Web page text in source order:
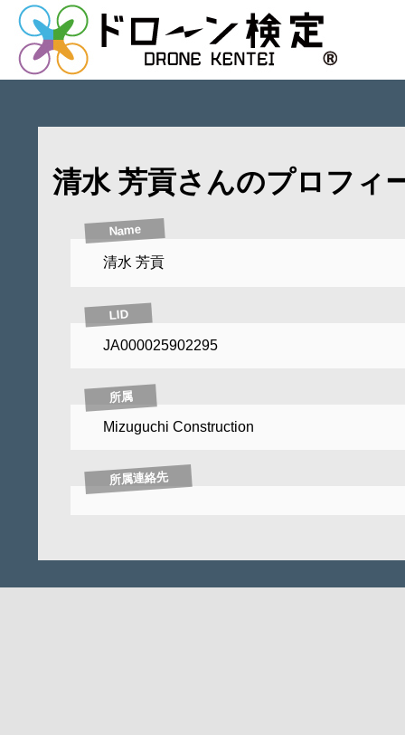
清水 芳貢さんのプロフィ
Name
清水 芳貢
LID
JA000025902295
所属
Mizuguchi Construction
所属連絡先